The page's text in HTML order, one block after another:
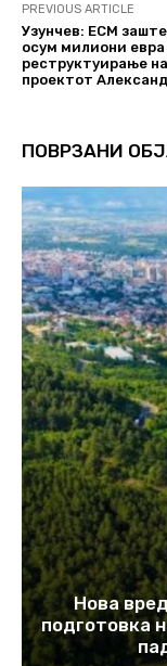
PREVIOUS ARTICLE
Узунчев: ЕСМ
осум милиони евра
реструктуирање на
проектот
ПОВРЗАНИ
Нова
подготовка